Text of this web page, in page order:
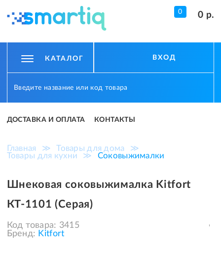
0 0 р.
КАТАЛОГ ВХОД
ДОСТАВКА И ОПЛАТА КОНТАКТЫ
Главная ≫ Товары для дома
≫
Товары для кухни
≫ Соковыжималки
Шнековая соковыжималка Kitfort
КТ-1101 (Серая)
Код товара: 3415
Бренд: Kitfort